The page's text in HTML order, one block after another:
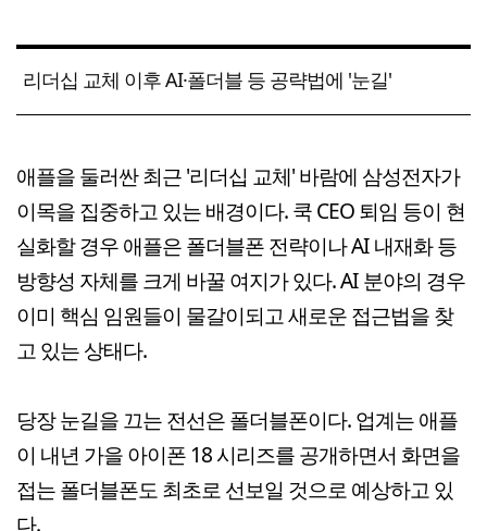
리더십 교체 이후 AI·폴더블 등 공략법에 '눈길'
애플을 둘러싼 최근 '리더십 교체' 바람에 삼성전자가
이목을 집중하고 있는 배경이다. 쿡 CEO 퇴임 등이 현
실화할 경우 애플은 폴더블폰 전략이나 AI 내재화 등
방향성 자체를 크게 바꿀 여지가 있다. AI 분야의 경우
이미 핵심 임원들이 물갈이되고 새로운 접근법을 찾
고 있는 상태다.
당장 눈길을 끄는 전선은 폴더블폰이다. 업계는 애플
이 내년 가을 아이폰 18 시리즈를 공개하면서 화면을
접는 폴더블폰도 최초로 선보일 것으로 예상하고 있
다.